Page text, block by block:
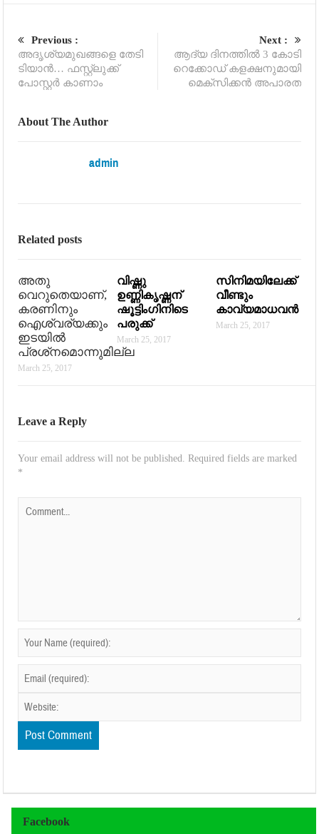
Previous :
അദൃശ്യമുഖങ്ങളെ തേടി
ടിയാന്‍… ഫസ്റ്റ്‌ലുക്ക്
പോസ്റ്റര്‍ കാണാം
Next :
ആദ്യ ദിനത്തില്‍ 3 കോടി
റെക്കോഡ് കളക്ഷനുമായി
മെക്‌സിക്കന്‍ അപാരത
About The Author
admin
Related posts
അതു
വെറുതെയാണ്,
കരണിനും
ഐശ്വര്യക്കും
ഇടയില്‍
പ്രശ്‌നമൊന്നുമില്ല
March 25, 2017
വിഷ്ണു
ഉണ്ണികൃഷ്ണന്
ഷൂട്ടിംഗിനിടെ
പരുക്ക്
March 25, 2017
സിനിമയിലേക്ക്
വീണ്ടും
കാവ്യമാധവന്‍
March 25, 2017
Leave a Reply
Your email address will not be published. Required fields are marked
*
Facebook